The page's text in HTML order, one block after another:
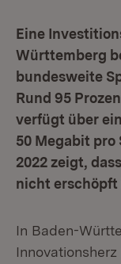
Eine
Württemberg
bundesweite
Rund 95
verfügt über
50 Megabit pro
2022 zeigt,
nicht erschöpft
In Baden-